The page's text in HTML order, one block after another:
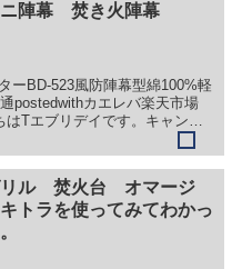
陣幕 焚き火陣幕
ーBD-523風防陣幕型綿100%軽
postedwithカエレバ楽天市場
Tエブリデイです。キャンプ
リル 焚火台 オマージ
トラを使ってみてわかっ